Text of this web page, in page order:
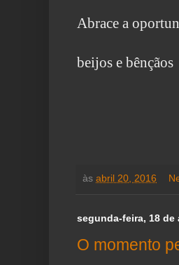
Abrace a
beijos e bênçãos
às abril 20, 2016
segunda-feira, 18 de
O momento